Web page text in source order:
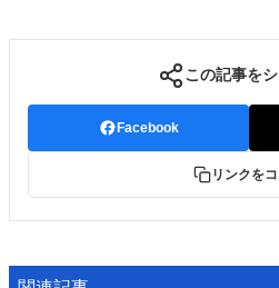
この記事を
Facebook
リンクを